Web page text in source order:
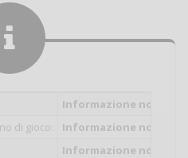
Informazione non
di gioco:
Informazione non
Informazione non